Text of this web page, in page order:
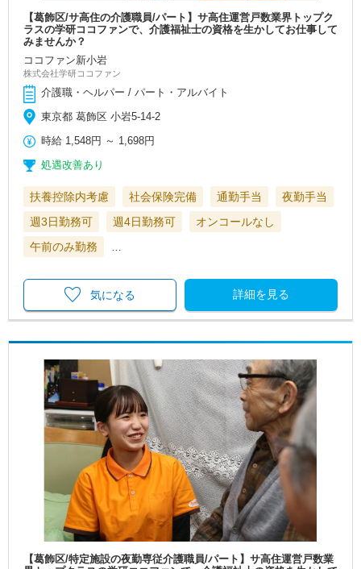
【葛飾区/サ高住の介護職員/パート】サ高住運営戸数業界トップク
ラスの学研ココファンで、介護福祉士の資格を生かしてお仕事して
みませんか？
ココファン新小岩
株式会社学研ココファン
介護職・ヘルパー / パート・アルバイト
東京都 葛飾区 小岩5-14-2
時給 1,548円 ～ 1,698円
処遇改善あり
扶養控除内考慮 社会保険完備 通勤手当
夜勤手当
週3日勤務可
週4日勤務可
オンコールなし
午前のみ勤務
…
詳細を見る
気になる
【葛飾区/特定施設の夜勤専従介護職員/パート】サ高住運営戸数業